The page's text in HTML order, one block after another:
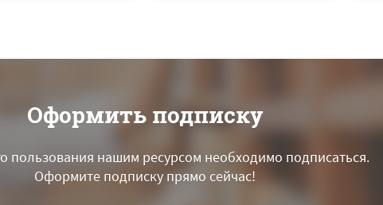
Оформить подписку
пользования нашим ресурсом необходимо подписаться.
Оформите подписку прямо сейчас!